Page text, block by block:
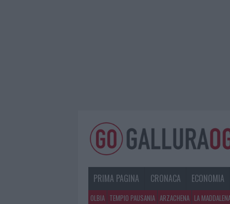
PRIMA PAGINA CRONACA ECONOMIA
OLBIA TEMPIO PAUSANIA ARZACHENA LA